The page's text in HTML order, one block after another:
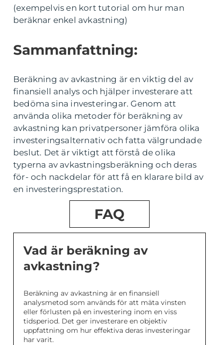
(exempelvis en kort tutorial om hur man
beräknar enkel avkastning)
Sammanfattning:
Beräkning av avkastning är en viktig del av
finansiell analys och hjälper investerare att
bedöma sina investeringar. Genom att
använda olika metoder för beräkning av
avkastning kan privatpersoner jämföra olika
investeringsalternativ och fatta välgrundade
beslut. Det är viktigt att förstå de olika
typerna av avkastningsberäkning och deras
för- och nackdelar för att få en klarare bild av
en investeringsprestation.
FAQ
Vad är beräkning av
avkastning?
Beräkning av avkastning är en finansiell
analysmetod som används för att mäta vinsten
eller förlusten på en investering inom en viss
tidsperiod. Det ger investerare en objektiv
uppfattning om hur effektiva deras investeringar
har varit.